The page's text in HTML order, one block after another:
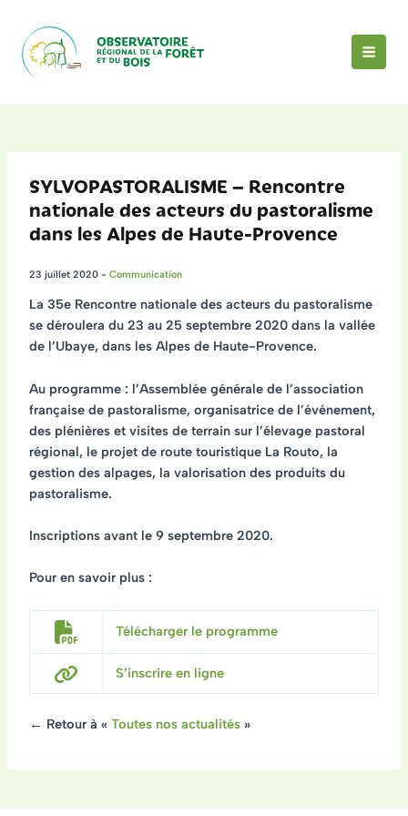
contenu
SYLVOPASTORALISME – Rencontre
nationale des acteurs du pastoralisme
dans les Alpes de Haute-Provence
23 juillet 2020 - Communication
La 35e Rencontre nationale des acteurs du pastoralisme
se déroulera du 23 au 25 septembre 2020 dans la vallée
de l’Ubaye, dans les Alpes de Haute-Provence.
Au programme : l’Assemblée générale de l’association
française de pastoralisme, organisatrice de l’événement,
des plénières et visites de terrain sur l’élevage pastoral
régional, le projet de route touristique La Routo, la
gestion des alpages, la valorisation des produits du
pastoralisme.
Inscriptions avant le 9 septembre 2020.
Pour en savoir plus :
Télécharger le programme
S’inscrire en ligne
← Retour à « Toutes nos actualités»